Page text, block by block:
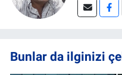
Bunlar da ilginizi